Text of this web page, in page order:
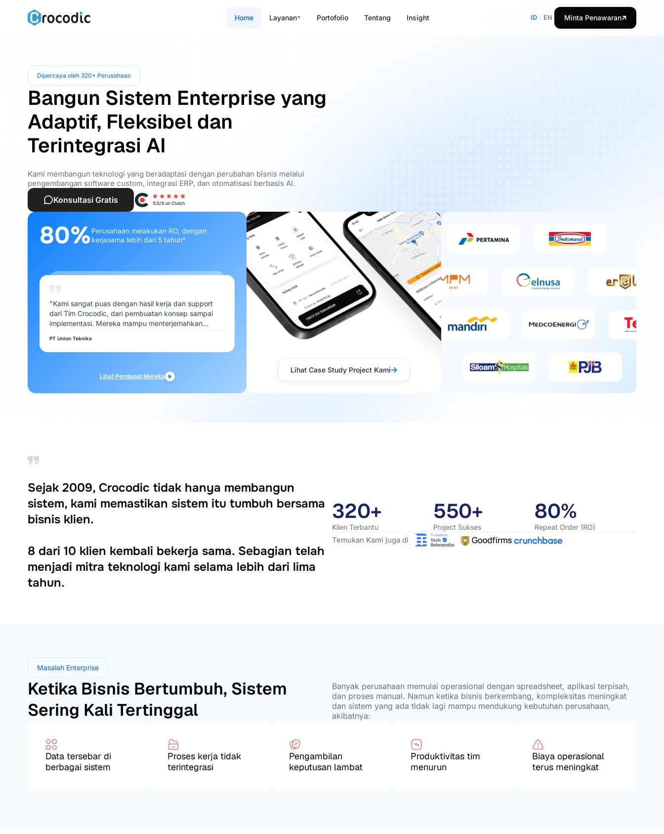
Home Layanan Portofolio Tentang Insight ID EN Minta Penawaran
Dipercaya oleh 320+ Perusahaan
Bangun Sistem Enterprise yang
Adaptif, Fleksibel dan
Terintegrasi AI
Kami membangun teknologi yang beradaptasi dengan perubahan bisnis melalui
pengembangan software custom, integrasi ERP, dan otomatisasi berbasis AI.
Konsultasi Gratis
80%Perusahaan melakukan RO, dengan
kerjasama lebih dari 5 tahun*
"Kami sangat puas dengan hasil kerja dan support
dari Tim Crocodic, dari pembuatan konsep sampai
implementasi. Mereka mampu menterjemahkan
PT Union Teknika
Lihat Pendapat Mereka
Lihat Case Study Project Kami
Sejak 2009, Crocodic tidak hanya membangun
sistem, kami memastikan sistem itu tumbuh bersama
bisnis klien.
8 dari 10 klien kembali bekerja sama. Sebagian telah
menjadi mitra teknologi kami selama lebih dari lima
tahun.
320+
Klien Terbantu
550+
Project Sukses
80%
Repeat Order (RO)
Temukan Kami juga di
Masalah Enterprise
Ketika Bisnis Bertumbuh, Sistem
Sering Kali Tertinggal
Banyak perusahaan memulai operasional dengan spreadsheet, aplikasi terpisah,
dan proses manual. Namun ketika bisnis berkembang, kompleksitas meningkat
dan sistem yang ada tidak lagi mampu mendukung kebutuhan perusahaan,
akibatnya:
Data tersebar di
berbagai sistem
Proses kerja tidak
terintegrasi
Pengambilan
keputusan lambat
Produktivitas tim
menurun
Biaya operasional
terus meningkat